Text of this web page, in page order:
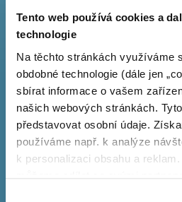
Tento web používá cookies a
technologie
Na těchto stránkách využíváme
obdobné technologie (dále jen
sbírat informace o vašem
našich webových stránkách.
představovat osobní údaje.
používáme např. k analýze
k personalizaci obsahu a
Kultura PRE
Muzeum PRE
KONTAKT - Objednávky
Více o muzeu
Rozmístění exponátů
Fotogalerie